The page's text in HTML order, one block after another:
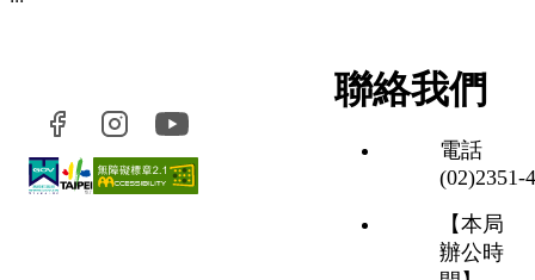
聯絡我們
電話
【本局
辦公時